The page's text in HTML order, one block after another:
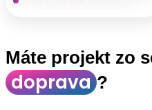
Máte projekt zo
doprava ?